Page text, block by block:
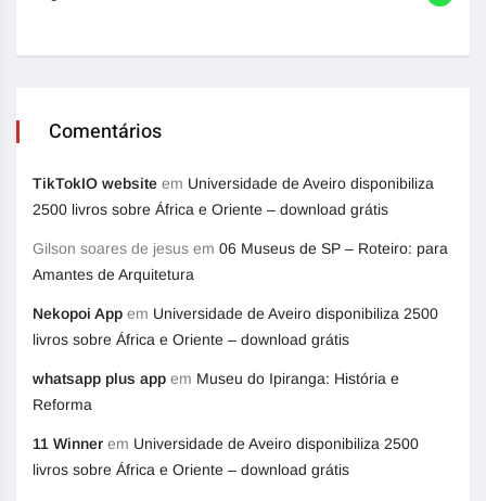
Comentários
TikTokIO website em Universidade de Aveiro disponibiliza
2500 livros sobre África e Oriente – download grátis
Gilson soares de jesus em 06 Museus de SP – Roteiro: para
Amantes de Arquitetura
Nekopoi App em Universidade de Aveiro disponibiliza 2500
livros sobre África e Oriente – download grátis
whatsapp plus app em Museu do Ipiranga: História e
Reforma
11 Winner em Universidade de Aveiro disponibiliza 2500
livros sobre África e Oriente – download grátis